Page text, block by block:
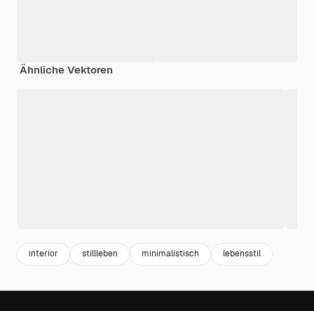
Ähnliche Vektoren
interior stillleben minimalistisch lebensstil